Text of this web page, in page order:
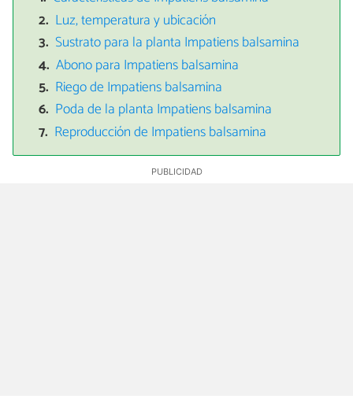
Luz, temperatura y ubicación
Sustrato para la planta Impatiens balsamina
Abono para Impatiens balsamina
Riego de Impatiens balsamina
Poda de la planta Impatiens balsamina
Reproducción de Impatiens balsamina